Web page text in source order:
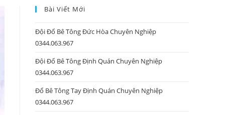
Bài Viết Mới
Đội Đổ Bê Tông Đức Hòa Chuyên Nghiệp
0344.063.967
Đội Đổ Bê Tông Định Quán Chuyên Nghiệp
0344.063.967
Đổ Bê Tông Tay Định Quán Chuyên Nghiệp
0344.063.967